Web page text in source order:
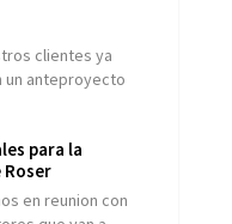
clientes ya
un anteproyecto
para la
Roser
en reunion con